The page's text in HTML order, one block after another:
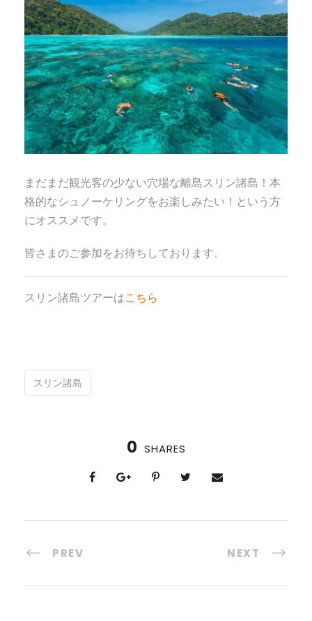
まだまだ観光客の少ない穴場な離島スリン諸島！本
格的なシュノーケリングをお楽しみたい！という方
にオススメです。
皆さまのご参加をお待ちしております。
スリン諸島ツアーはこちら
スリン諸島
0 SHARES
PREV NEXT